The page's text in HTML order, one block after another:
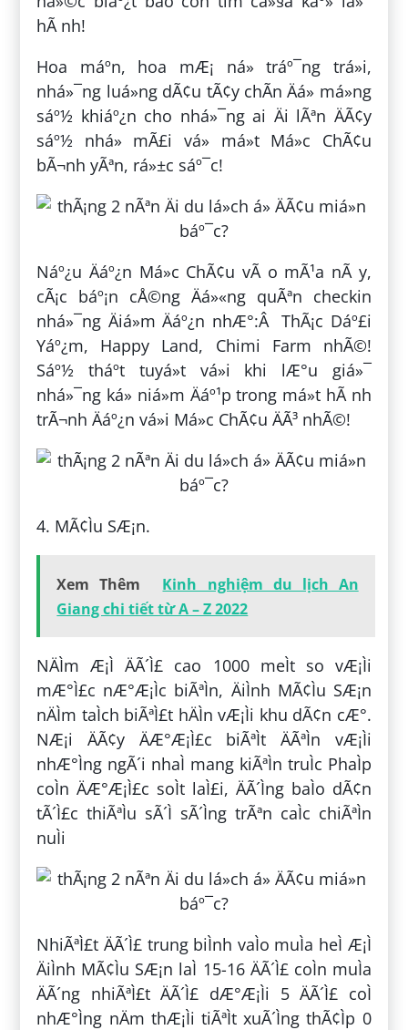
hÃ nh!
Hoa máº­n, hoa mÆ¡ ná» tráº¯ng trá»i,
nhá»¯ng luá»ng dÃ¢u tÃ¢y chÃ­n Äá» má»ng
sáº½ khiáº¿n cho nhá»¯ng ai Äi lÃªn ÄÃ¢y
sáº½ nhá» mÃ£i vá» má»t Má»c ChÃ¢u
bÃ¬nh yÃªn, rá»±c sáº¯c!
Náº¿u Äáº¿n Má»c ChÃ¢u vÃ o mÃ¹a nÃ y,
cÃ¡c báº¡n cÅ©ng Äá»«ng quÃªn checkin
nhá»¯ng Äiá»m Äáº¿n nhÆ°:Â ThÃ¡c Dáº£i
Yáº¿m, Happy Land, Chimi Farm nhÃ©!
Sáº½ tháº­t tuyá»t vá»i khi lÆ°u giá»¯
nhá»¯ng ká» niá»m Äáº¹p trong má»t hÃ nh
trÃ¬nh Äáº¿n vá»i Má»c ChÃ¢u ÄÃ³ nhÃ©!
4. MÃ¢Ìu SÆ¡n.
Xem Thêm
Kinh nghiệm du lịch An
Giang chi tiết từ A – Z 2022
NÄÌm Æ¡Ì ÄÃ´Ì£ cao 1000 meÌt so vÆ¡Ìi
mÆ°Ì£c nÆ°Æ¡Ìc biÃªÌn, ÄiÌnh MÃ¢Ìu SÆ¡n
nÄÌm taÌch biÃªÌ£t hÄÌn vÆ¡Ìi khu dÃ¢n cÆ°.
NÆ¡i ÄÃ¢y ÄÆ°Æ¡Ì£c biÃªÌt ÄÃªÌn vÆ¡Ìi
nhÆ°Ìng ngÃ´i nhaÌ mang kiÃªÌn truÌc PhaÌp
coÌn ÄÆ°Æ¡Ì£c soÌt laÌ£i, ÄÃ´Ìng baÌo dÃ¢n
tÃ´Ì£c thiÃªÌu sÃ´Ì sÃ´Ìng trÃªn caÌc chiÃªÌn
nuÌi
NhiÃªÌ£t ÄÃ´Ì£ trung biÌnh vaÌo muÌa heÌ Æ¡Ì
ÄiÌnh MÃ¢Ìu SÆ¡n laÌ 15-16 ÄÃ´Ì£ coÌn muÌa
ÄÃ´ng nhiÃªÌ£t ÄÃ´Ì£ dÆ°Æ¡Ìi 5 ÄÃ´Ì£ coÌ
nhÆ°Ìng nÄm thÆ¡Ìi tiÃªÌt xuÃ´Ìng thÃ¢Ìp 0